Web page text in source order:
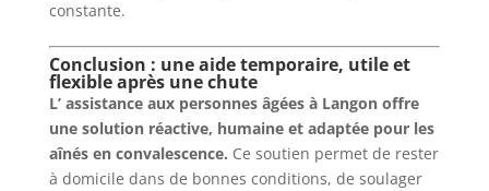
constante.
Conclusion : une aide temporaire, utile et
flexible après une chute
L’ assistance aux personnes âgées à Langon offre
une solution réactive, humaine et adaptée pour les
aînés en convalescence. Ce soutien permet de rester
à domicile dans de bonnes conditions, de soulager